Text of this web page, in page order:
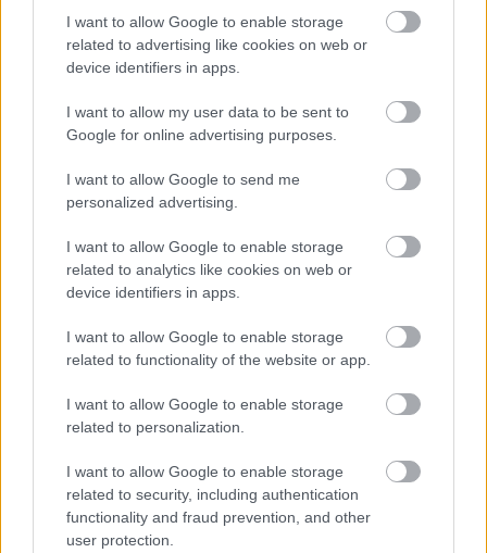
I want to allow Google to enable storage
related to advertising like cookies on web or
device identifiers in apps.
I want to allow my user data to be sent to
Google for online advertising purposes.
I want to allow Google to send me
personalized advertising.
I want to allow Google to enable storage
related to analytics like cookies on web or
device identifiers in apps.
I want to allow Google to enable storage
related to functionality of the website or app.
I want to allow Google to enable storage
related to personalization.
I want to allow Google to enable storage
related to security, including authentication
functionality and fraud prevention, and other
user protection.
Olvasó játszik: 4404 Land Busters
Olvasó játszik: 7641 City Corner
United colors of...
A hozzászóláshoz be kell lépned!